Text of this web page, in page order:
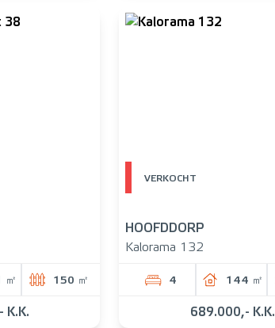
㎡ 150 ㎡
K.K.
VERKOCHT
HOOFDDORP
Kalorama 132
4 144 ㎡
689.000,- K.K.